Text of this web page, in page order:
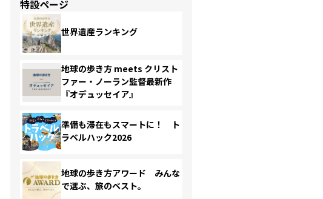
特設ページ
世界遺産ランキング
地球の歩き方 meets クリスト
ファー・ノーラン監督最新作
『オデュッセイア』
準備も滞在もスマートに！ ト
ラベルハック2026
地球の歩き方アワード みんな
で選ぶ、旅のベスト。